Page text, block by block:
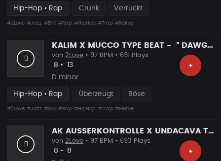
Hip-Hop • Rap Crunk Verrückt
#2Love #Jazz #Drill #Rap #HipHop #Trap #Reime
KALIM X MUCCO TYPE BEAT - ＂DAWGS＂ ｜ AGGRESSIVE RAP BEAT
+
von 2Love • 97 BPM • 691 Plays
Likes
8 • Vorgeschlagen
13
D minor
Hip-Hop • Rap Überzeugt Böse
#2Love #Jazz #Drill #Rap #HipHop #Trap #Reime
AK AUSSERKONTROLLE X UNDACAVA TYPE BEAT - ＂SOLDAT＂ ｜ HARD RAP BEAT
+
von 2Love • 97 BPM • 693 Plays
Likes
8 • Vorgeschlagen
8